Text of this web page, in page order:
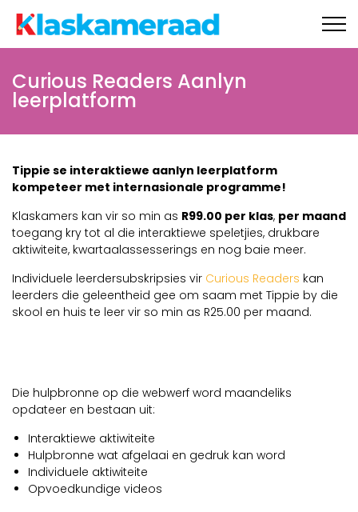
Ons aanlyn winkel
Gratis materiaal
Nuus
Onderhoude
Skoolbesoeke
Webinare
Kontak Ons
Curious Readers Aanlyn
leerplatform
Tippie se interaktiewe aanlyn leerplatform
kompeteer met internasionale programme!
Klaskamers kan vir so min as R99.00 per klas, per maand
toegang kry tot al die interaktiewe speletjies, drukbare
aktiwiteite, kwartaalassesserings en nog baie meer.
Individuele leerdersubskripsies vir Curious Readers kan
leerders die geleentheid gee om saam met Tippie by die
skool en huis te leer vir so min as R25.00 per maand.
Die hulpbronne op die webwerf word maandeliks
opdateer en bestaan uit:
Interaktiewe aktiwiteite
Hulpbronne wat afgelaai en gedruk kan word
Individuele aktiwiteite
Opvoedkundige videos